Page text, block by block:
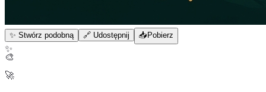
✨ Stwórz podobną 🔗 Udostępnij 📥 Pobierz
✨
🎨
🚀